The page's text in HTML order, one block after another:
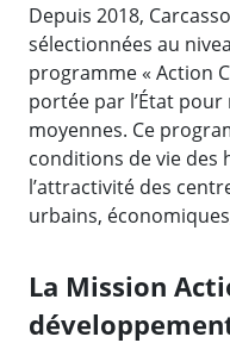
Depuis 2018,
sélectionnées au
programme « Action
portée par l’État
moyennes. Ce
conditions de vie des
l’attractivité des
urbains,
La Mission